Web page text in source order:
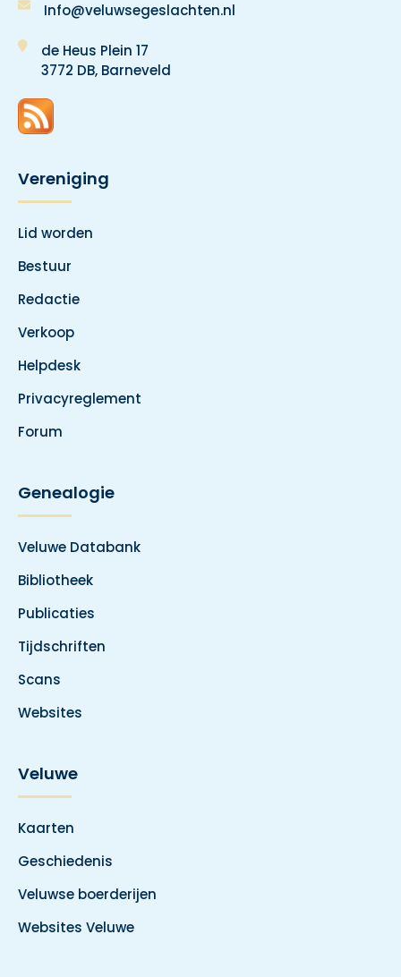
Info@veluwsegeslachten.nl
de Heus Plein 17
3772 DB, Barneveld
Vereniging
Lid worden
Bestuur
Redactie
Verkoop
Helpdesk
Privacyreglement
Forum
Genealogie
Veluwe Databank
Bibliotheek
Publicaties
Tijdschriften
Scans
Websites
Veluwe
Kaarten
Geschiedenis
Veluwse boerderijen
Websites Veluwe